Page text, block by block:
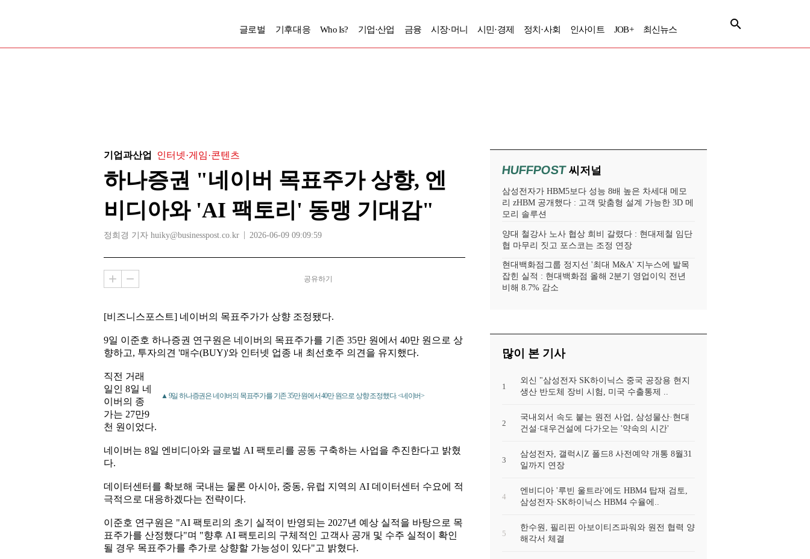
글로벌 기후대응 Who Is? 기업·산업 금융 시장·머니 시민·경제 정치·사회 인사이트 JOB+ 최신뉴스
기업과산업 인터넷·게임·콘텐츠
하나증권 "네이버 목표주가 상향, 엔
비디아와 'AI 팩토리' 동맹 기대감"
정희경 기자 huiky@businesspost.co.kr 2026-06-09 09:09:59
공유하기
[비즈니스포스트] 네이버의 목표주가가 상향 조정됐다.
9일 이준호 하나증권 연구원은 네이버의 목표주가를 기존 35만 원에서 40만 원으로 상
향하고, 투자의견 '매수(BUY)'와 인터넷 업종 내 최선호주 의견을 유지했다.
▲ 9일 하나증권은 네이버의 목표주가를 기존 35만 원에서 40만 원으로 상향 조정했다. <네이버>
직전 거래
일인 8일 네
이버의 종
가는 27만9
천 원이었다.
네이버는 8일 엔비디아와 글로벌 AI 팩토리를 공동 구축하는 사업을 추진한다고 밝혔
다.
데이터센터를 확보해 국내는 물론 아시아, 중동, 유럽 지역의 AI 데이터센터 수요에 적
극적으로 대응하겠다는 전략이다.
이준호 연구원은 "AI 팩토리의 초기 실적이 반영되는 2027년 예상 실적을 바탕으로 목
표주가를 산정했다"며 "향후 AI 팩토리의 구체적인 고객사 공개 및 수주 실적이 확인
될 경우 목표주가를 추가로 상향할 가능성이 있다"고 밝혔다.
HUFFPOST 씨저널
삼성전자가 HBM5보다 성능 8배 높은 차세대 메모
리 zHBM 공개했다 : 고객 맞춤형 설계 가능한 3D 메
모리 솔루션
양대 철강사 노사 협상 희비 갈렸다 : 현대제철 임단
협 마무리 짓고 포스코는 조정 연장
현대백화점그룹 정지선 '최대 M&A' 지누스에 발목
잡힌 실적 : 현대백화점 올해 2분기 영업이익 전년
비해 8.7% 감소
많이 본 기사
1
외신 "삼성전자 SK하이닉스 중국 공장용 현지
생산 반도체 장비 시험, 미국 수출통제 ..
2
국내외서 속도 붙는 원전 사업, 삼성물산·현대
건설·대우건설에 다가오는 '약속의 시간'
3
삼성전자, 갤럭시Z 폴드8 사전예약 개통 8월31
일까지 연장
4
엔비디아 '루빈 울트라'에도 HBM4 탑재 검토,
삼성전자·SK하이닉스 HBM4 수율에..
5
한수원, 필리핀 아보이티즈파워와 원전 협력 양
해각서 체결